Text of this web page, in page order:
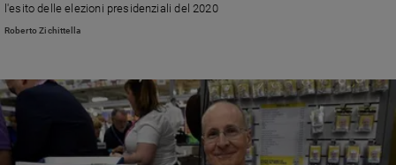
l'esito delle elezioni presidenziali del 2020
Roberto Zichittella